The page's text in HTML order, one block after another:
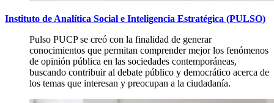
Instituto de Analítica Social e Inteligencia Estratégica (PULSO)
Pulso PUCP se creó con la finalidad de generar
conocimientos que permitan comprender mejor los fenómenos
de opinión pública en las sociedades contemporáneas,
buscando contribuir al debate público y democrático acerca de
los temas que interesan y preocupan a la ciudadanía.